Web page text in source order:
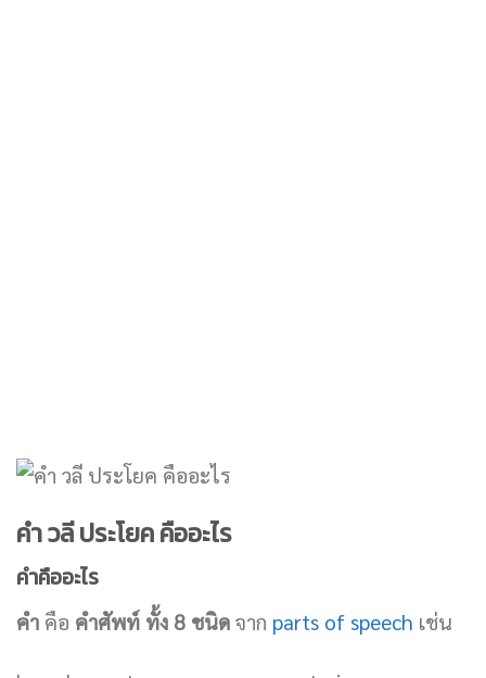
คำ วลี ประโยค คืออะไร
คำคืออะไร
คำ คือ คำศัพท์ ทั้ง 8 ชนิด จาก parts of speech เช่น